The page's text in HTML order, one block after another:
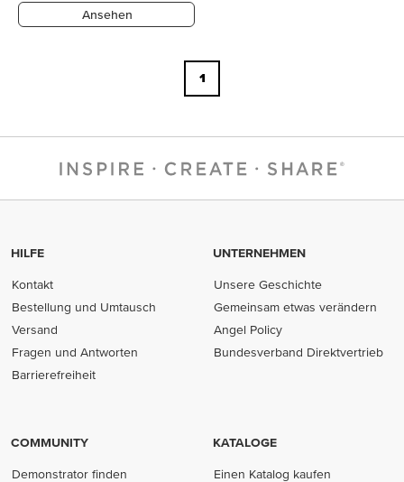
Ansehen
1
HILFE
Kontakt
Bestellung und Umtausch
Versand
Fragen und Antworten
Barrierefreiheit
UNTERNEHMEN
Unsere Geschichte
Gemeinsam etwas verändern
Angel Policy
Bundesverband Direktvertrieb
COMMUNITY
Demonstrator finden
KATALOGE
Einen Katalog kaufen